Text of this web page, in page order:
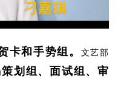
卡和手势组。
文艺部
策划组、面试组、审